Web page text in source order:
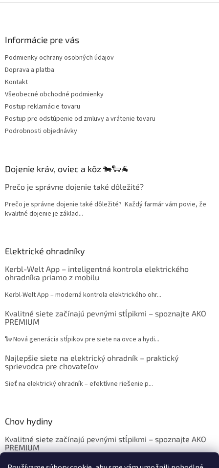
Informácie pre vás
Podmienky ochrany osobných údajov
Doprava a platba
Kontakt
Všeobecné obchodné podmienky
Postup reklamácie tovaru
Postup pre odstúpenie od zmluvy a vrátenie tovaru
Podrobnosti objednávky
Dojenie kráv, oviec a kôz 🐄🐑🐐
Prečo je správne dojenie také dôležité?
Prečo je správne dojenie také dôležité? Každý farmár vám povie, že
kvalitné dojenie je základ...
Elektrické ohradníky
Kerbl-Welt App – inteligentná kontrola elektrického
ohradníka priamo z mobilu
Kerbl-Welt App – moderná kontrola elektrického ohr...
Kvalitné siete začínajú pevnými stĺpikmi – spoznajte AKO
PREMIUM
🐑 Nová generácia stĺpikov pre siete na ovce a hydi...
Najlepšie siete na elektrický ohradník – praktický
sprievodca pre chovateľov
Sieť na elektrický ohradník – efektívne riešenie p...
Chov hydiny
Kvalitné siete začínajú pevnými stĺpikmi – spoznajte AKO
PREMIUM
Chov sliepok a hydiny: Krmivo, ustajnenie, vybavenie